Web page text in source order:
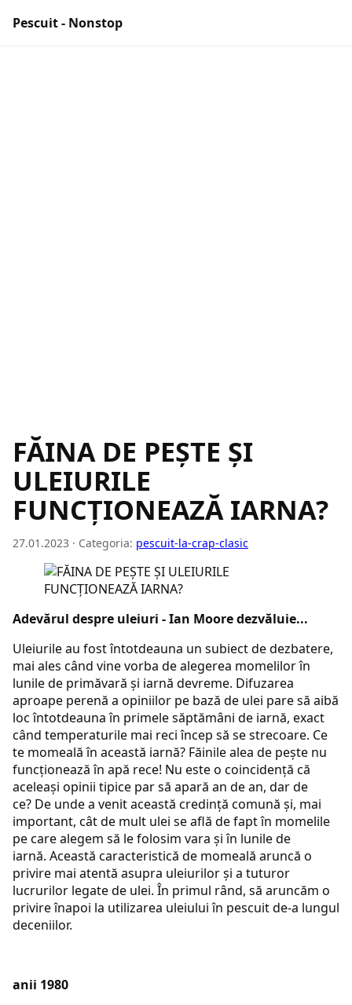
Pescuit - Nonstop
FĂINA DE PEȘTE ȘI
ULEIURILE
FUNCȚIONEAZĂ IARNA?
27.01.2023 · Categoria: pescuit-la-crap-clasic
Adevărul despre uleiuri - Ian Moore dezvăluie...
Uleiurile au fost întotdeauna un subiect de dezbatere,
mai ales când vine vorba de alegerea momelilor în
lunile de primăvară și iarnă devreme. Difuzarea
aproape perenă a opiniilor pe bază de ulei pare să aibă
loc întotdeauna în primele săptămâni de iarnă, exact
când temperaturile mai reci încep să se strecoare. Ce
te momeală în această iarnă? Făinile alea de pește nu
funcționează în apă rece! Nu este o coincidență că
aceleași opinii tipice par să apară an de an, dar de
ce? De unde a venit această credință comună și, mai
important, cât de mult ulei se află de fapt în momelile
pe care alegem să le folosim vara și în lunile de
iarnă. Această caracteristică de momeală aruncă o
privire mai atentă asupra uleiurilor și a tuturor
lucrurilor legate de ulei. În primul rând, să aruncăm o
privire înapoi la utilizarea uleiului în pescuit de-a lungul
deceniilor.
anii 1980